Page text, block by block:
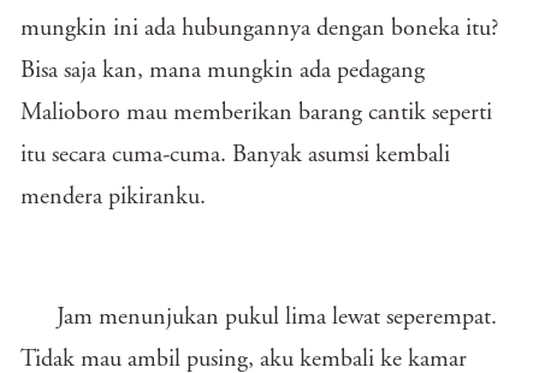
mungkin ini ada hubungannya dengan boneka itu?
Bisa saja kan, mana mungkin ada pedagang
Malioboro mau memberikan barang cantik seperti
itu secara cuma-cuma. Banyak asumsi kembali
mendera pikiranku.
Jam menunjukan pukul lima lewat seperempat.
Tidak mau ambil pusing, aku kembali ke kamar